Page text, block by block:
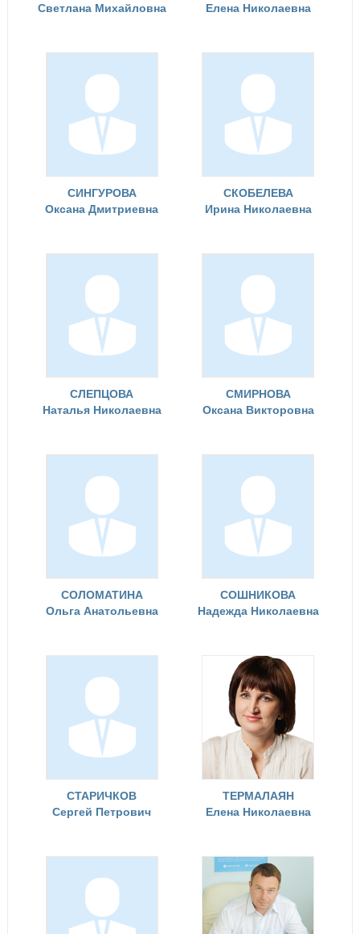
Светлана Михайловна
Елена Николаевна
СИНГУРОВА
Оксана Дмитриевна
СКОБЕЛЕВА
Ирина Николаевна
СЛЕПЦОВА
Наталья Николаевна
СМИРНОВА
Оксана Викторовна
СОЛОМАТИНА
Ольга Анатольевна
СОШНИКОВА
Надежда Николаевна
СТАРИЧКОВ
Сергей Петрович
ТЕРМАЛАЯН
Елена Николаевна